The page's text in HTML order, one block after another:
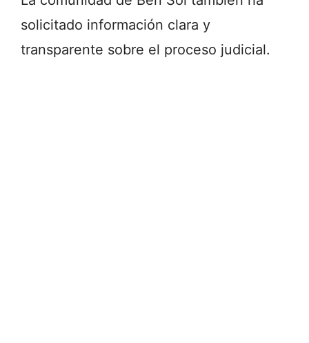
solicitado información clara y
transparente sobre el proceso judicial.